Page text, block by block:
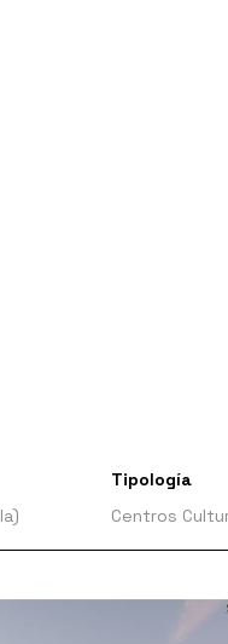
Tipología
Centros